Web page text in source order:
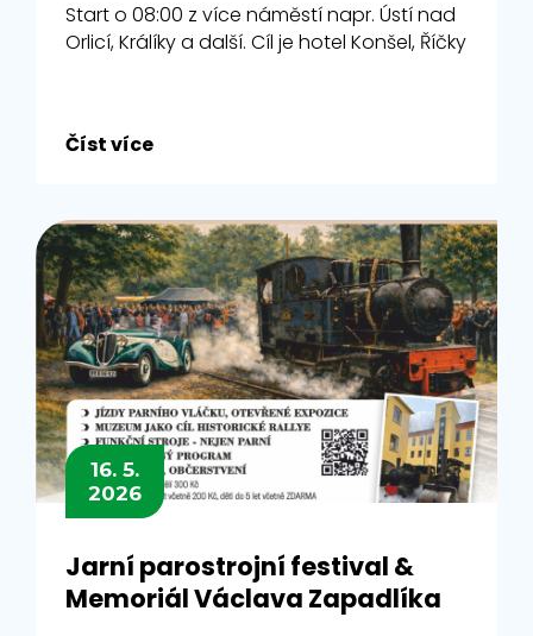
Start o 08:00 z více náměstí napr. Ústí nad
Orlicí, Králíky a další. Cíl je hotel Konšel, Říčky
Číst více
16. 5.
2026
Jarní parostrojní festival &
Memoriál Václava Zapadlíka